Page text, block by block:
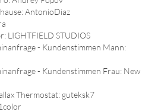
AntonioDiaz
LIGHTFIELD STUDIOS
- Kundenstimmen Mann:
- Kundenstimmen Frau: New
Thermostat: guteksk7